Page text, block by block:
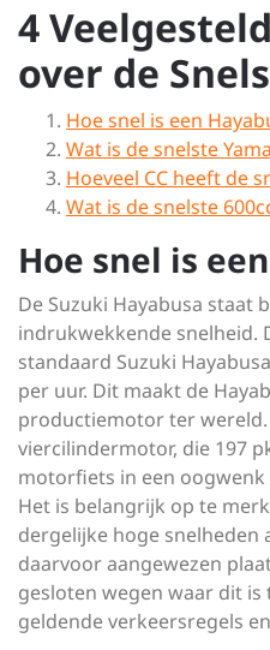
4
over de
Hoe snel is een
Wat is de snelste
Hoeveel CC heeft de
Wat is de snelste
Hoe snel is
De Suzuki Hayabusa staat
indrukwekkende snelheid.
standaard Suzuki
per uur. Dit maakt de
productiemotor ter
viercilindermotor, die 197
motorfiets in een
Het is belangrijk op te
dergelijke hoge snelheden
daarvoor aangewezen
gesloten wegen waar dit
geldende verkeersregels